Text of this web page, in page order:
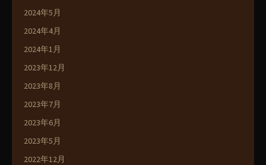
2024年5月
2024年4月
2024年1月
2023年12月
2023年8月
2023年7月
2023年6月
2023年5月
2022年12月